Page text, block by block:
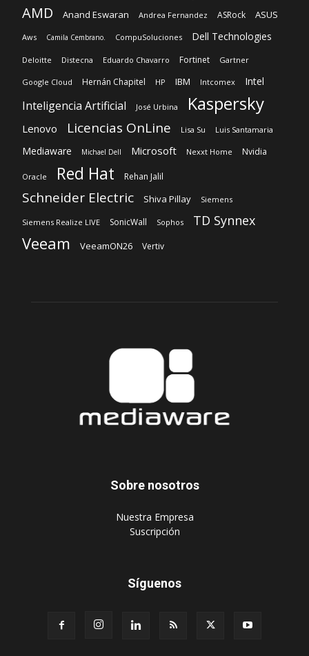
AMD Anand Eswaran Andrea Fernandez ASRock ASUS
Aws Camila Cembrano. CompuSoluciones Dell Technologies
Deloitte Distecna Eduardo Chavarro Fortinet Gartner
Google Cloud Hernán Chapitel HP IBM Intcomex Intel
Inteligencia Artificial José Urbina Kaspersky
Lenovo Licencias OnLine Lisa Su Luis Santamaria
Mediaware Michael Dell Microsoft Nexxt Home Nvidia
Oracle Red Hat Rehan Jalil
Schneider Electric Shiva Pillay Siemens
Siemens Realize LIVE SonicWall Sophos TD Synnex
Veeam VeeamON26 Vertiv
Sobre nosotros
‎Nuestra Empresa
‎Suscripción
Síguenos